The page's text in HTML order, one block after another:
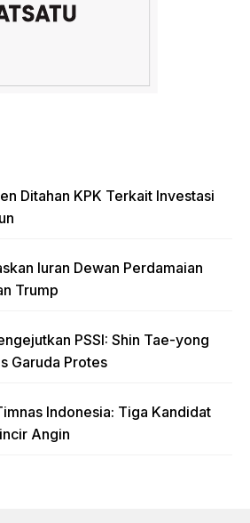
Ditahan KPK Terkait Investasi
Iuran Dewan Perdamaian
Trump
PSSI: Shin Tae-yong
Garuda Protes
Indonesia: Tiga Kandidat
Angin